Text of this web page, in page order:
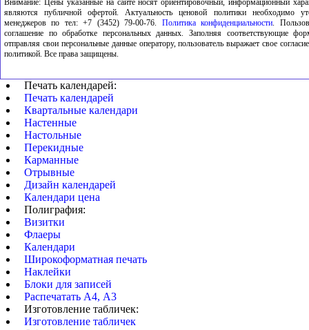
Внимание: Цены указанные на сайте носят ориентировочный, информационный
являются публичной офертой. Актуальность ценовой политики необходимо
менеджеров по тел: +7 (3452) 79-00-76. Политика конфиденциальности.
соглашение по обработке персональных данных. Заполняя соответствующие
отправляя свои персональные данные оператору, пользователь выражает свое
политикой. Все права защищены.
Печать календарей:
Печать календарей
Квартальные календари
Настенные
Настольные
Перекидные
Карманные
Отрывные
Дизайн календарей
Календари цена
Полиграфия:
Визитки
Флаеры
Календари
Широкоформатная печать
Наклейки
Блоки для записей
Распечатать А4, А3
Изготовление табличек:
Изготовление табличек